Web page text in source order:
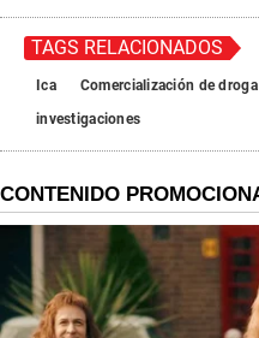
TAGS RELACIONADOS
Ica Comercialización de droga
investigaciones